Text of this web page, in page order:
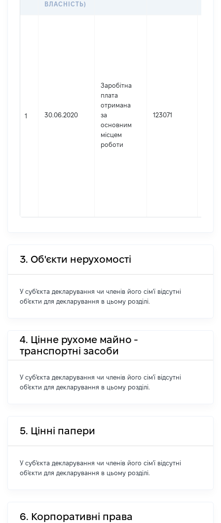
ВЛАСНІСТЬ)
1 30.06.2020
Заробітна
плата
отримана
за
основним
місцем
роботи
123071
3. Об'єкти нерухомості
У суб'єкта декларування чи членів його сім'ї відсутні
об'єкти для декларування в цьому розділі.
4. Цінне рухоме майно -
транспортні засоби
У суб'єкта декларування чи членів його сім'ї відсутні
об'єкти для декларування в цьому розділі.
5. Цінні папери
У суб'єкта декларування чи членів його сім'ї відсутні
об'єкти для декларування в цьому розділі.
6. Корпоративні права